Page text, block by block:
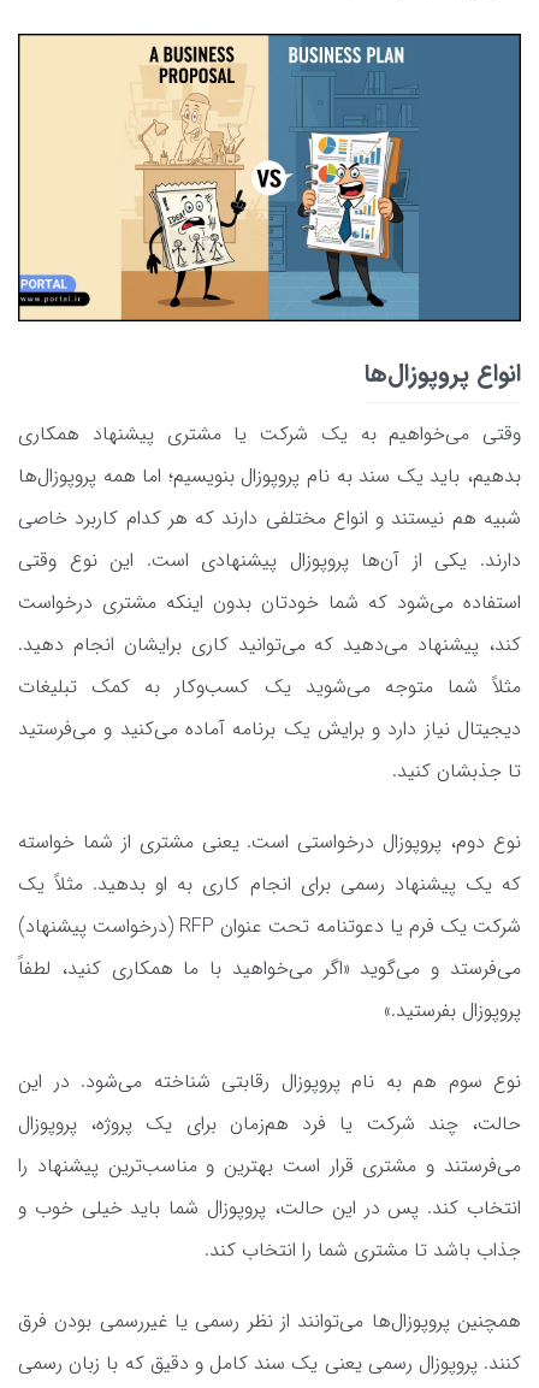
انواع پروپوزال‌ها
وقتی می‌خواهیم به یک شرکت یا مشتری پیشنهاد همکاری
بدهیم، باید یک سند به نام پروپوزال بنویسیم؛ اما همه پروپوزال‌ها
شبیه هم نیستند و انواع مختلفی دارند که هر کدام کاربرد خاصی
دارند. یکی از آن‌ها پروپوزال پیشنهادی است. این نوع وقتی
استفاده می‌شود که شما خودتان بدون اینکه مشتری درخواست
کند، پیشنهاد می‌دهید که می‌توانید کاری برایشان انجام دهید.
مثلاً شما متوجه می‌شوید یک کسب‌وکار به کمک تبلیغات
دیجیتال نیاز دارد و برایش یک برنامه آماده می‌کنید و می‌فرستید
تا جذبشان کنید.
نوع دوم، پروپوزال درخواستی است. یعنی مشتری از شما خواسته
که یک پیشنهاد رسمی برای انجام کاری به او بدهید. مثلاً یک
شرکت یک فرم یا دعوتنامه تحت عنوان RFP (درخواست پیشنهاد)
می‌فرستد و می‌گوید «اگر می‌خواهید با ما همکاری کنید، لطفاً
پروپوزال بفرستید.»
نوع سوم هم به نام پروپوزال رقابتی شناخته می‌شود. در این
حالت، چند شرکت یا فرد هم‌زمان برای یک پروژه، پروپوزال
می‌فرستند و مشتری قرار است بهترین و مناسب‌ترین پیشنهاد را
انتخاب کند. پس در این حالت، پروپوزال شما باید خیلی خوب و
جذاب باشد تا مشتری شما را انتخاب کند.
همچنین پروپوزال‌ها می‌توانند از نظر رسمی یا غیررسمی بودن فرق
کنند. پروپوزال رسمی یعنی یک سند کامل و دقیق که با زبان رسمی